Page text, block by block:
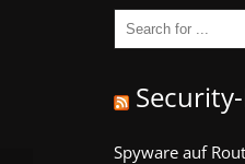
Spyware auf